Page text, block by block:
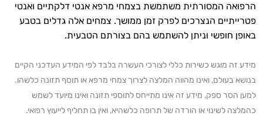
הרפואה המסורתית משתמשת בצמחי מרפא אנטי דלקתיים ואנטי
פטרייתיים הנצרכים לפרק זמן ממושך. צמחים אלה גדלים בטבע
באופן חופשי וניתן להשתמש בהם בצורתם הטבעית.
מידע זה מוגש כשירות כללי לצורכי העשרה בלבד לפי המידע העדכני הקיים
בנושא בעולם, ואינו מהווה המלצה לצרוך צמחי מרפא או תוסף תזונה כלשהו.
למען הסר ספק, מידע זה אינו מתייחס לתוספי תזונה ואינו מיועד לשמש
כהמלצה לשינוי או הורדה של תרופה כלשהיא, ואין בו תחליף לייעוץ רפואי.